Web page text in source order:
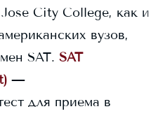
Jose City College, как и
вузов,
SAT. SAT
—
для приема в